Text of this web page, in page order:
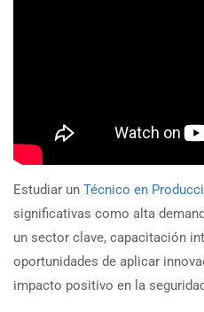
Estudiar un Técnico en
significativas como alta
un sector clave, capacitación
oportunidades de aplicar
impacto positivo en la